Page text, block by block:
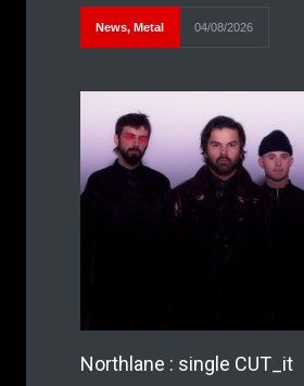
News, Metal 04/08/2026
Northlane : single CUT_it